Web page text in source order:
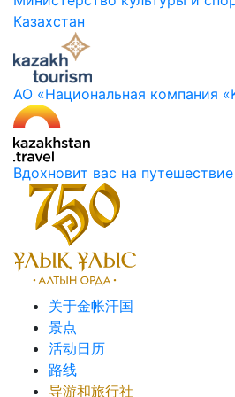
Казахстан
АО «Национальная компания
Вдохновит вас на
关于金帐汗国
景点
活动日历
路线
导游和旅行社